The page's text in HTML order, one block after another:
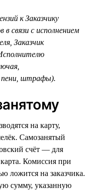
к Заказчику
в связи с исполнением
Заказчик
пени, штрафы).
на карту,
Самозанятый
счёт — для
Комиссия при
ложится на заказчика.
сумму, указанную